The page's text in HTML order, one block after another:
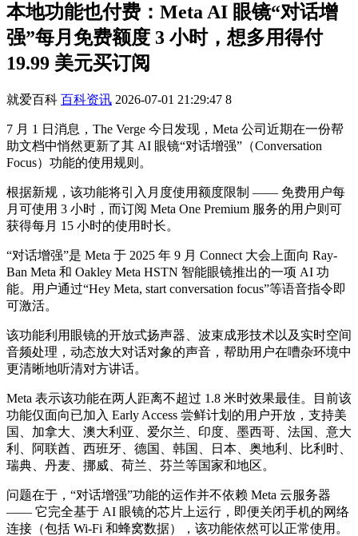
本地功能也付费：Meta AI 眼镜“对话增
强”每月免费额度 3 小时，想多用得付
19.99 美元买订阅
就爱百科 百科资讯 2026-07-01 21:29:47 8
7 月 1 日消息，The Verge 今日发现，Meta 公司近期在一份帮
助文档中悄然更新了其 AI 眼镜“对话增强”（Conversation
Focus）功能的使用规则。
根据新规，该功能将引入月度使用额度限制 —— 免费用户每
月可使用 3 小时，而订阅 Meta One Premium 服务的用户则可
获得每月 15 小时的使用时长。
“对话增强”是 Meta 于 2025 年 9 月 Connect 大会上面向 Ray-
Ban Meta 和 Oakley Meta HSTN 智能眼镜推出的一项 AI 功
能。用户通过“Hey Meta, start conversation focus”等语音指令即
可激活。
该功能利用眼镜的开放式扬声器、波束成形技术以及实时空间
音频处理，动态放大对话对象的声音，帮助用户在嘈杂环境中
更清晰地听清对方讲话。
Meta 表示该功能在两人距离不超过 1.8 米时效果最佳。目前该
功能仅面向已加入 Early Access 尝鲜计划的用户开放，支持美
国、加拿大、澳大利亚、爱尔兰、印度、墨西哥、法国、意大
利、阿联酋、西班牙、德国、韩国、日本、奥地利、比利时、
瑞典、丹麦、挪威、荷兰、芬兰等国家和地区。
问题在于，“对话增强”功能的运作并不依赖 Meta 云服务器
—— 它完全基于 AI 眼镜的芯片上运行，即便关闭手机的网络
连接（包括 Wi-Fi 和蜂窝数据），该功能依然可以正常使用。